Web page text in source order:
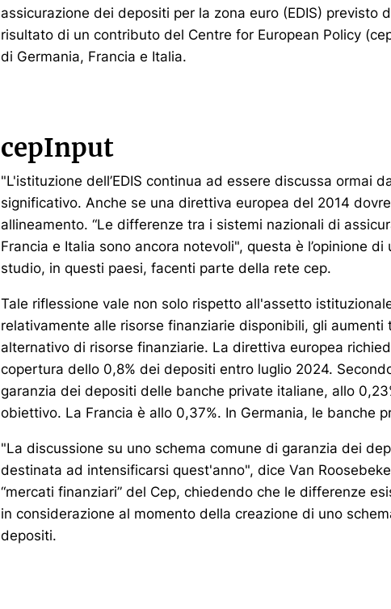
assicurazione dei depositi per la zona euro (EDIS) previsto
risultato di un contributo del Centre for European Policy
di Germania, Francia e Italia.
cepInput
"L'istituzione dell’EDIS continua ad essere discussa ormai
significativo. Anche se una direttiva europea del 2014
allineamento. “Le differenze tra i sistemi nazionali di
Francia e Italia sono ancora notevoli", questa è l’opinione
studio, in questi paesi, facenti parte della rete cep.
Tale riflessione vale non solo rispetto all'assetto
relativamente alle risorse finanziarie disponibili, gli
alternativo di risorse finanziarie. La direttiva europea
copertura dello 0,8% dei depositi entro luglio 2024.
garanzia dei depositi delle banche private italiane, allo
obiettivo. La Francia è allo 0,37%. In Germania, le banche
"La discussione su uno schema comune di garanzia dei
destinata ad intensificarsi quest'anno", dice Van
“mercati finanziari” del Cep, chiedendo che le differenze
in considerazione al momento della creazione di uno
depositi.